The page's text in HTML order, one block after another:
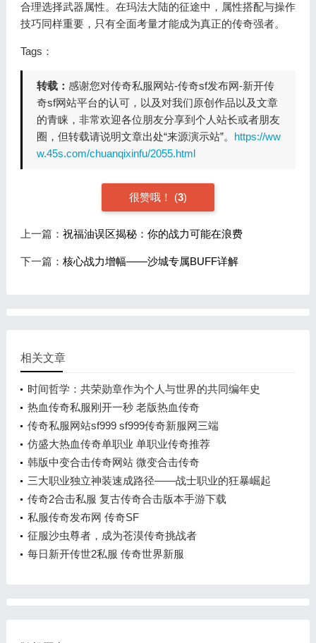
合理选择武器属性。在玛法大陆的征途中，属性搭配与操作
技巧同样重要，只有全面考量才能成为真正的传奇强者。
Tags：
转载： 感谢您对传奇私服网站-传奇sf发布网-新开传
奇sf网站平台的认可，以及对我们原创作品以及文章
的青睐，非常欢迎各位朋友分享到个人站长或者朋友
圈，但转载请说明文章出处“来源演示站”。 https://ww
w.45s.com/chuanqixinfu/2055.html
很赞哦！ (3)
上一篇： 祝福油误区揭秘：你的战力可能在浪费
下一篇： 核心战力增幅——沙城专属BUFF详解
相关文章
时间哲学：共荣勋章作为个人与世界的共同编年史
热血传奇私服刚开一秒 老版热血传奇
传奇私服网站sf999 sf999传奇新服网三端
仿盛大热血传奇单职业 单职业传奇推荐
韩版中变合击传奇网站 微变合击传奇
三大职业独立神装速成路径——战士职业的狂暴崛起
蓝图
传奇2合击私服 复古传奇合击版本手游下载
私服传奇发布网 传奇SF
征服沙虫尊者，成为苍漠传奇挑战者
每日新开传世2私服 传奇世界新服